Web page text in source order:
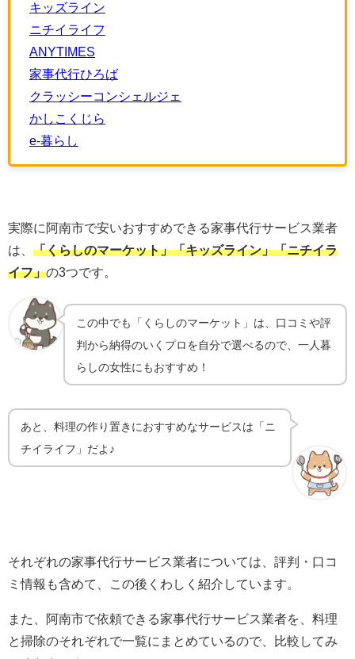
キッズライン
ニチイライフ
ANYTIMES
家事代行ひろば
クラッシーコンシェルジェ
かしこくじら
e-暮らし
実際に阿南市で安いおすすめできる家事代行サービス業者
は、 「くらしのマーケット」「キッズライン」「ニチイラ
イフ」の3つです。
この中でも「くらしのマーケット」は、口コミや評
判から納得のいくプロを自分で選べるので、一人暮
らしの女性にもおすすめ！
あと、料理の作り置きにおすすめなサービスは「ニ
チイライフ」だよ♪
それぞれの家事代行サービス業者については、評判・口コ
ミ情報も含めて、この後くわしく紹介しています。
また、阿南市で依頼できる家事代行サービス業者を、料理
と掃除のそれぞれで一覧にまとめているので、比較してみ